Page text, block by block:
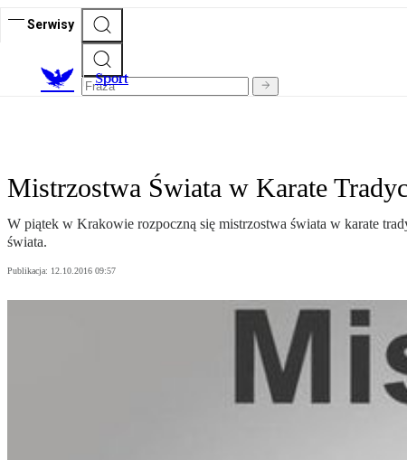
Serwisy
Sport
Mistrzostwa Świata w Karate
W piątek w Krakowie rozpoczną się mistrzostwa świata w karate
świata.
Publikacja: 12.10.2016 09:57